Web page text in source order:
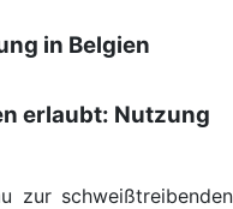
in Belgien
erlaubt: Nutzung
zur schweißtreibenden